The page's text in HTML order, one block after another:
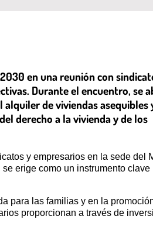
en una reunión con
Durante el encuentro, se
de viviendas
derecho a la vivienda y de los
y empresarios en la sede del
erige como un instrumento clave
para las familias y en la
proporcionan a través de